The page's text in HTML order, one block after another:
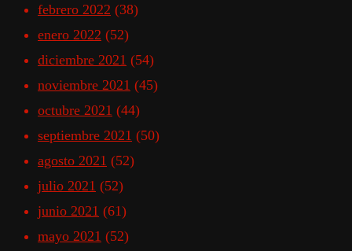
febrero 2022 (38)
enero 2022 (52)
diciembre 2021 (54)
noviembre 2021 (45)
octubre 2021 (44)
septiembre 2021 (50)
agosto 2021 (52)
julio 2021 (52)
junio 2021 (61)
mayo 2021 (52)